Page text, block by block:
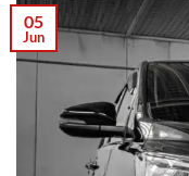
05
Jun